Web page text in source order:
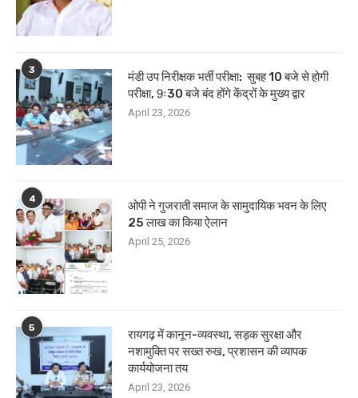
3
मंडी उप निरीक्षक भर्ती परीक्षा: सुबह 10 बजे से होगी
परीक्षा, 9ः30 बजे बंद होंगे केंद्रों के मुख्य द्वार
April 23, 2026
4
ओपी ने गुजराती समाज के सामुदायिक भवन के लिए
25 लाख का किया ऐलान
April 25, 2026
5
रायगढ़ में कानून-व्यवस्था, सड़क सुरक्षा और
नशामुक्ति पर सख्त रुख, प्रशासन की व्यापक
कार्ययोजना तय
April 23, 2026